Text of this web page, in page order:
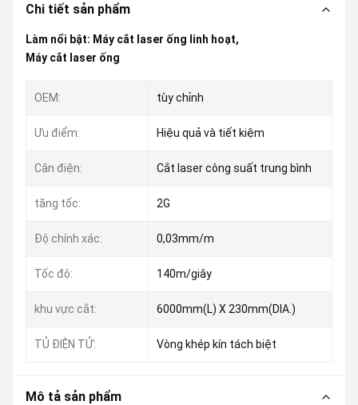
Chi tiết sản phẩm
Làm nổi bật: Máy cắt laser ống linh hoạt,
Máy cắt laser ống
OEM: tùy chỉnh
Ưu điểm: Hiệu quả và tiết kiệm
Cân điện: Cắt laser công suất trung bình
tăng tốc: 2G
Độ chính xác: 0,03mm/m
Tốc độ: 140m/giây
khu vực cắt: 6000mm(L) X 230mm(DIA.)
TỦ ĐIỆN TỬ: Vòng khép kín tách biệt
Mô tả sản phẩm